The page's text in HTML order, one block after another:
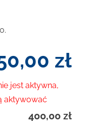
zł
jest aktywna,
aktywować
400,00 zł